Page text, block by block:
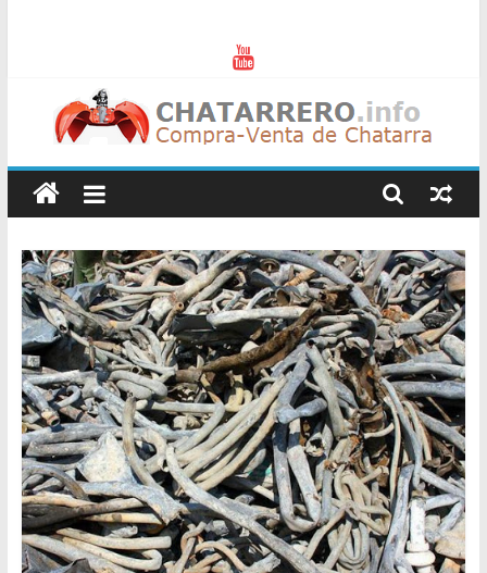
Chatarreros
–
Precio
de
Chatarra
Directorio
de
Chatarreros
para
vender